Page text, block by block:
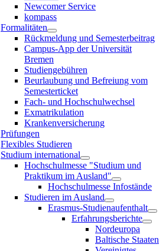
Newcomer Service
kompass
Formalitäten
Rückmeldung und Semesterbeitrag
Campus-App der Universität
Bremen
Studiengebühren
Beurlaubung und Befreiung vom
Semesterticket
Fach- und Hochschulwechsel
Exmatrikulation
Krankenversicherung
Prüfungen
Flexibles Studieren
Studium international
Hochschulmesse "Studium und
Praktikum im Ausland"
Hochschulmesse Infostände
Studieren im Ausland
Erasmus-Studienaufenthalt
Erfahrungsberichte
Nordeuropa
Baltische Staaten